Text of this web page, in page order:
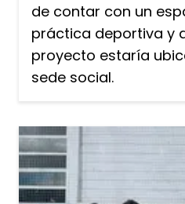
de contar con un
práctica deportiva y
proyecto estaría
sede social.